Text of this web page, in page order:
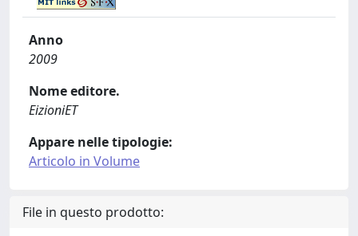
Anno
2009
Nome editore.
EizioniET
Appare nelle tipologie:
Articolo in Volume
File in questo prodotto: